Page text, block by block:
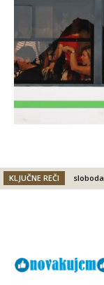
KLJUČNE REČI sloboda